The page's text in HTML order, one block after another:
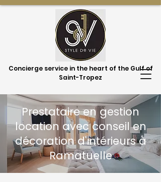
Concierge service in the heart of the Gulf of
Saint-Tropez
Prestataire en gestion
location avec conseil en
décoration d'intérieurs à
Ramatuelle